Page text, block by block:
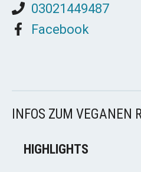
03021449487
Facebook
INFOS ZUM VEGANEN
HIGHLIGHTS